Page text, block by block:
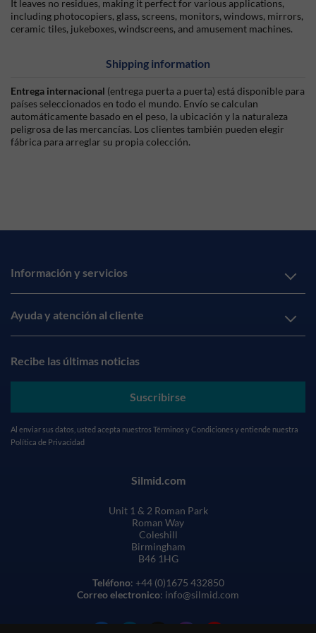
It leaves no residues, making it perfect for various applications,
including photocopiers, glass, screens, monitors, windows, mirrors,
ceramic tiles, jukeboxes, windscreens, and amusement machines.
Shipping information
Entrega internacional (entrega puerta a puerta) está disponible para
países seleccionados en todo el mundo. Envío se calculan
automáticamente basado en el peso, la ubicación y la naturaleza
peligrosa de las mercancías. Los clientes también pueden elegir
fábrica para arreglar su propia colección.
Información y servicios
Ayuda y atención al cliente
Recibe las últimas noticias
Suscribirse
Al enviar sus datos, usted acepta nuestros Términos y Condiciones y entiende nuestra
Política de Privacidad
Silmid.com
Unit 1 & 2 Roman Park
Roman Way
Coleshill
Birmingham
B46 1HG
Teléfono: +44 (0)1675 432850
Correo electronico: info@silmid.com